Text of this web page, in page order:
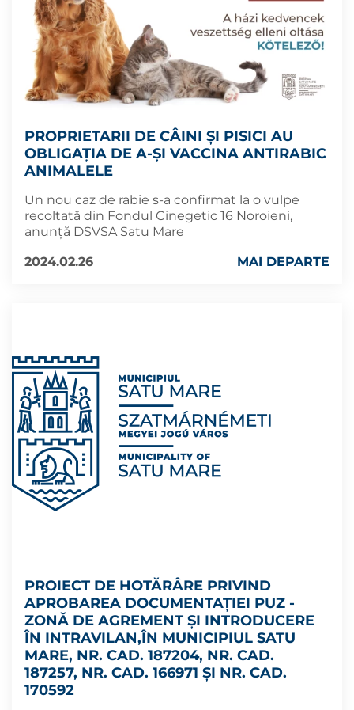
PROPRIETARII DE CÂINI ȘI PISICI AU
OBLIGAȚIA DE A-ȘI VACCINA ANTIRABIC
ANIMALELE
Un nou caz de rabie s-a confirmat la o vulpe
recoltată din Fondul Cinegetic 16 Noroieni,
anunță DSVSA Satu Mare
2024.02.26
MAI DEPARTE
PROIECT DE HOTĂRÂRE PRIVIND
APROBAREA DOCUMENTAȚIEI PUZ -
ZONĂ DE AGREMENT ȘI INTRODUCERE
ÎN INTRAVILAN,ÎN MUNICIPIUL SATU
MARE, NR. CAD. 187204, NR. CAD.
187257, NR. CAD. 166971 ȘI NR. CAD.
170592